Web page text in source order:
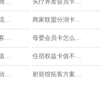
储值卡推广分佣怎么设才不伤客情？实体门店老板最稳的做法
2026-08-09
母婴店拓客引流先做会员卡还是社群团购？门店该怎么选才更稳
2026-08-09
二手包门店拓客靠鉴定券还是老客推荐？哪个更容易成交
2026-08-08
按摩店分润卡值得做吗？次卡推荐如何兼顾技师收益与门店复购
2026-08-08
理容馆开业活动选剃须体验还是月卡？看这3类门店更适合哪种拉新方式
头疗养发会员卡怎么设计？体验项目、疗程卡和老带新怎么选
2026-08-09
商家联盟分润卡适合哪些门店？跨店核销和互推分账怎么落地
2026-08-09
母婴会员卡怎么提高复购？会员价和积分兑换如何搭配更有效
2026-08-09
住宿权益卡值不值得做？酒店民宿分润卡适合订房还是周边引流
2026-08-09
射箭馆拓客方案有哪些？体验课和团建套餐怎么选更适合实体门店